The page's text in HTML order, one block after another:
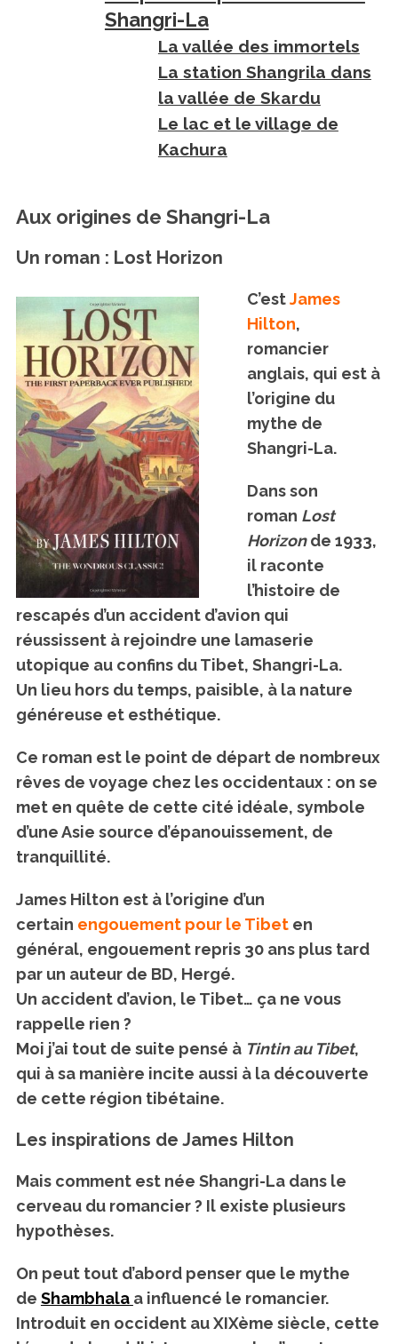
Shangri-La
La vallée des immortels
La station Shangrila dans
la vallée de Skardu
Le lac et le village de
Kachura
Aux origines de Shangri-La
Un roman : Lost Horizon
C’estJames
Hilton,
romancier
anglais, qui est à
l’origine du
mythe de
Shangri-La.
Dans son
roman Lost
Horizonde 1933,
il raconte
l’histoire de
rescapés d’un accident d’avion qui
réussissent à rejoindre une lamaserie
utopique au confins du Tibet, Shangri-La.
Un lieu hors du temps, paisible, à la nature
généreuse et esthétique.
Ce roman est le point de départ de nombreux
rêves de voyage chez les occidentaux : on se
met en quête de cette cité idéale, symbole
d’une Asie source d’épanouissement, de
tranquillité.
James Hilton est à l’origine d’un
certain engouement pour le Tibeten
général, engouement repris 30 ans plus tard
par un auteur de BD, Hergé.
Un accident d’avion, le Tibet… ça ne vous
rappelle rien ?
Moi j’ai tout de suite pensé à Tintin au Tibet,
qui à sa manière incite aussi à la découverte
de cette région tibétaine.
Les inspirations de James Hilton
Mais comment est née Shangri-La dans le
cerveau du romancier ? Il existe plusieurs
hypothèses.
On peut tout d’abord penser que le mythe
de Shambhala a influencé le romancier.
Introduit en occident au XIXème siècle, cette